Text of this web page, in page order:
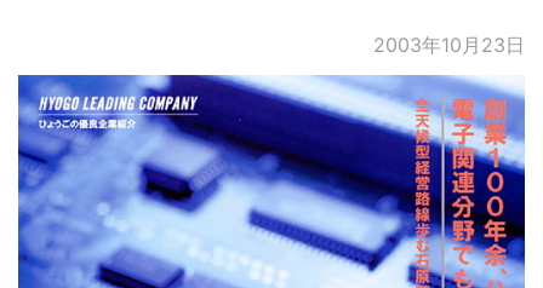
2003年10月23日